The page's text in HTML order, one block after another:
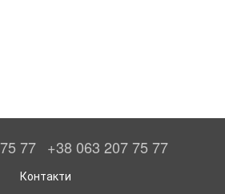
77 +38 063 207 75 77
Контакти